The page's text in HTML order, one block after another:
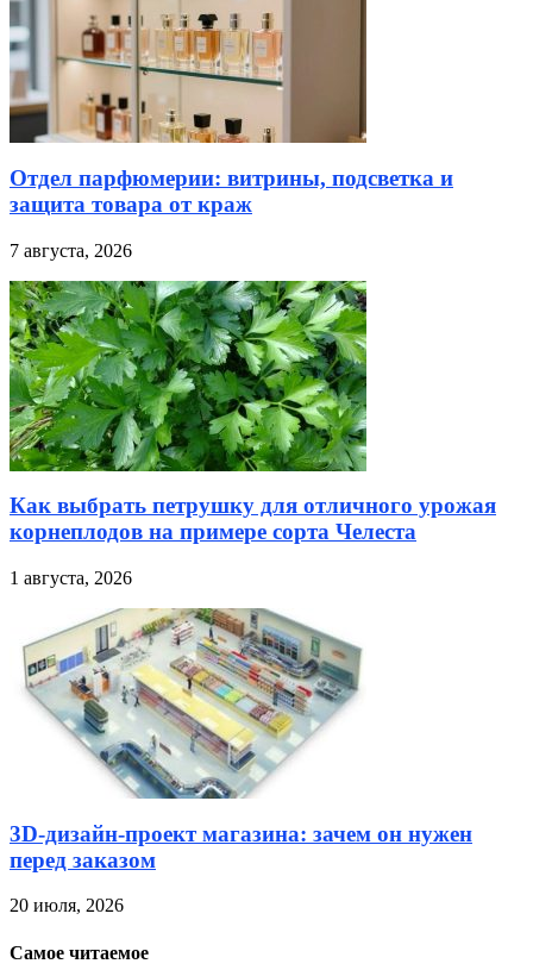
Отдел парфюмерии: витрины, подсветка и
защита товара от краж
7 августа, 2026
Как выбрать петрушку для отличного урожая
корнеплодов на примере сорта Челеста
1 августа, 2026
3D-дизайн-проект магазина: зачем он нужен
перед заказом
20 июля, 2026
Самое читаемое